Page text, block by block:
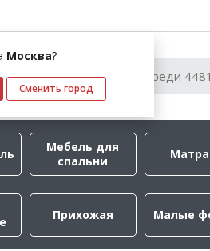
Москва?
Сменить город
Мебель для
спальни
Прихожая Малые